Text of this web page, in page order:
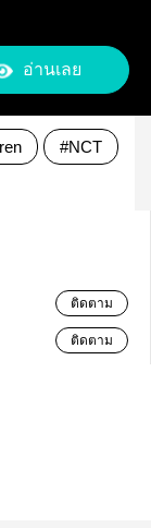
อ่านเลย
#NCT
ติดตาม
ติดตาม